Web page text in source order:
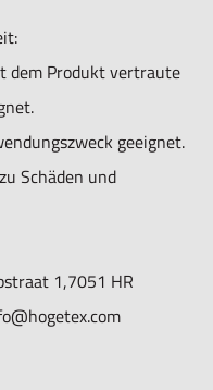
dem Produkt vertraute
geeignet.
Schäden und
1,7051 HR